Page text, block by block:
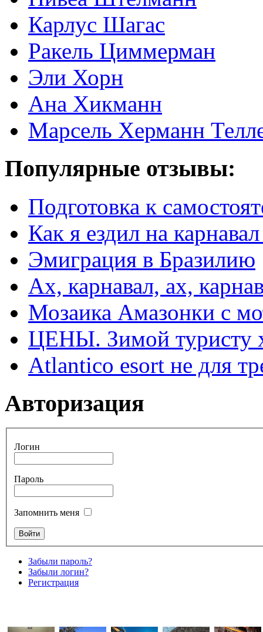
Карлус Шагас
Ракель Циммерман
Эли Хорн
Ана Хикманн
Марсель Херманн
Популярные отзывы:
Подготовка к
Как я ездил на
Эмиграция в Бразилию
Ах, карнавал, ах,
Мозаика Амазонки с
ЦЕНЫ. Зимой туристу
Atlantico esort не для
Авторизация
Логин
Пароль
Запомнить меня
Забыли пароль?
Забыли логин?
Регистрация